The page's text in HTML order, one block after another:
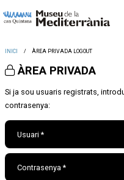
INICI ÀREA PRIVADA LOGOUT
ÀREA PRIVADA
Si ja sou usuaris registrats,
contrasenya:
Usuari*
Contrasenya*